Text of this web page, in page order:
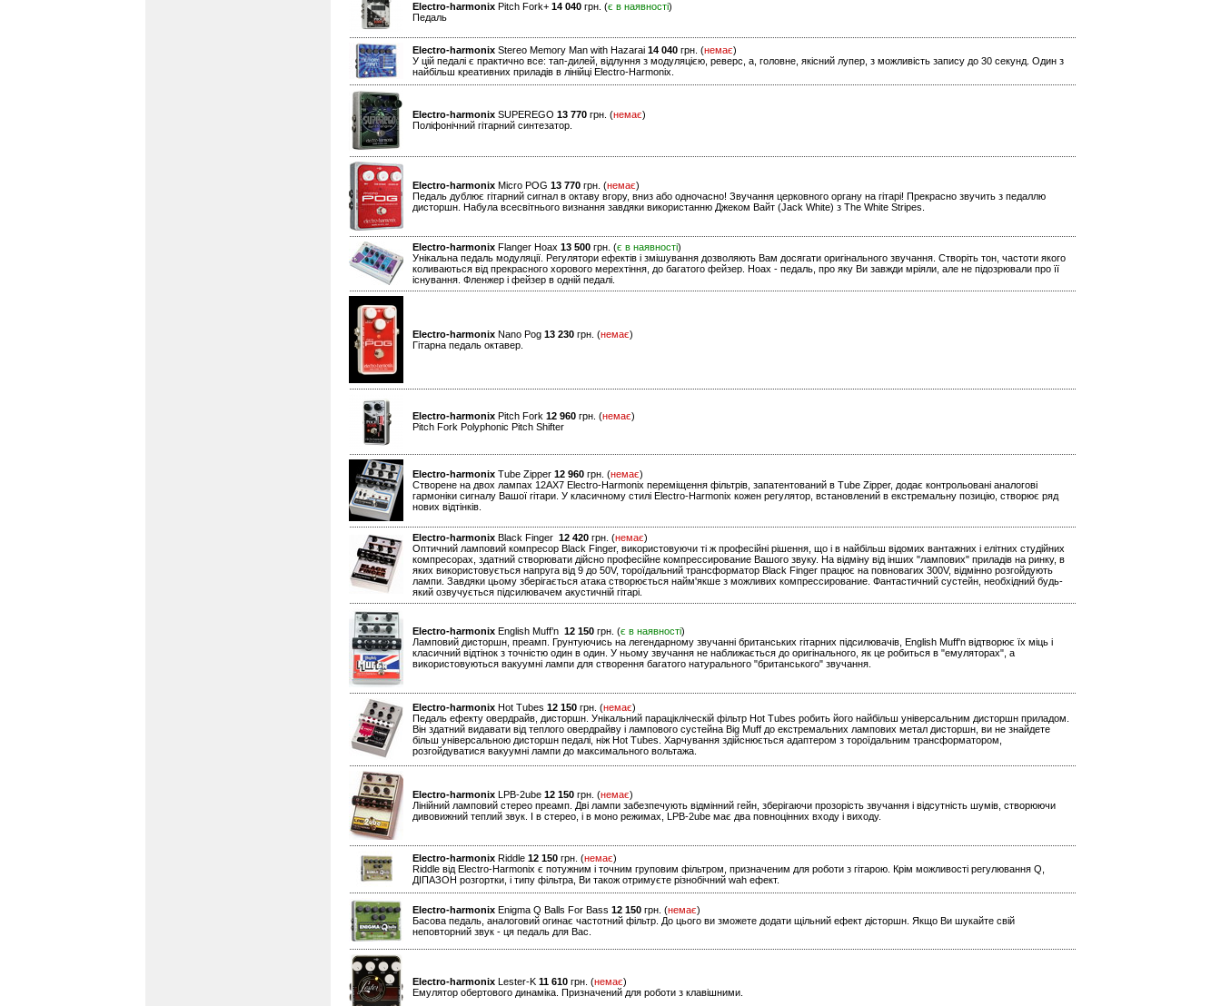
Electro-harmonix Pitch Fork+ 14 040 грн. (є в наявності)
Педаль
Electro-harmonix Stereo Memory Man with Hazarai 14 040 грн. (немає)
У цій педалі є практично все: тап-дилей, відлуння з модуляцією, реверс, а, головне, якісний лупер, з можливість запису до 30 секунд. Один з
найбільш креативних приладів в лінійці Electro-Harmonix.
Electro-harmonix SUPEREGO 13 770 грн. (немає)
Поліфонічний гітарний синтезатор.
Electro-harmonix Micro POG 13 770 грн. (немає)
Педаль дублює гітарний сигнал в октаву вгору, вниз або одночасно! Звучання церковного органу на гітарі! Прекрасно звучить з педаллю
дисторшн. Набула всесвітнього визнання завдяки використанню Джеком Вайт (Jack White) з The White Stripes.
Electro-harmonix Flanger Hoax 13 500 грн. (є в наявності)
Унікальна педаль модуляції. Регулятори ефектів і змішування дозволяють Вам досягати оригінального звучання. Створіть тон, частоти якого
коливаються від прекрасного хорового мерехтіння, до багатого фейзер. Hoax - педаль, про яку Ви завжди мріяли, але не підозрювали про її
існування. Фленжер і фейзер в одній педалі.
Electro-harmonix Nano Pog 13 230 грн. (немає)
Гітарна педаль октавер.
Electro-harmonix Pitch Fork 12 960 грн. (немає)
Pitch Fork Polyphonic Pitch Shifter
Electro-harmonix Tube Zipper 12 960 грн. (немає)
Створене на двох лампах 12AX7 Electro-Harmonix переміщення фільтрів, запатентований в Tube Zipper, додає контрольовані аналогові
гармоніки сигналу Вашої гітари. У класичному стилі Electro-Harmonix кожен регулятор, встановлений в екстремальну позицію, створює ряд
нових відтінків.
Electro-harmonix Black Finger 12 420 грн. (немає)
Оптичний ламповий компресор Black Finger, використовуючи ті ж професійні рішення, що і в найбільш відомих вантажних і елітних студійних
компресорах, здатний створювати дійсно професійне компрессирование Вашого звуку. На відміну від інших "лампових" приладів на ринку, в
яких використовується напруга від 9 до 50V, тороїдальний трансформатор Black Finger працює на повновагих 300V, відмінно розгойдують
лампи. Завдяки цьому зберігається атака створюється найм'якше з можливих компрессирование. Фантастичний сустейн, необхідний будь-
який озвучується підсилювачем акустичній гітарі.
Electro-harmonix English Muff’n 12 150 грн. (є в наявності)
Ламповий дисторшн, преамп. Грунтуючись на легендарному звучанні британських гітарних підсилювачів, English Muff'n відтворює їх міць і
класичний відтінок з точністю один в один. У ньому звучання не наближається до оригінального, як це робиться в "емуляторах", а
використовуються вакуумні лампи для створення багатого натурального "британського" звучання.
Electro-harmonix Hot Tubes 12 150 грн. (немає)
Педаль ефекту овердрайв, дисторшн. Унікальний парацікліческій фільтр Hot Tubes робить його найбільш універсальним дисторшн приладом.
Він здатний видавати від теплого овердрайву і лампового сустейна Big Muff до екстремальних лампових метал дисторшн, ви не знайдете
більш універсальною дисторшн педалі, ніж Hot Tubes. Харчування здійснюється адаптером з тороїдальним трансформатором,
розгойдуватися вакуумні лампи до максимального вольтажа.
Electro-harmonix LPB-2ube 12 150 грн. (немає)
Лінійний ламповий стерео преамп. Дві лампи забезпечують відмінний гейн, зберігаючи прозорість звучання і відсутність шумів, створюючи
дивовижний теплий звук. І в стерео, і в моно режимах, LPB-2ube має два повноцінних входу і виходу.
Electro-harmonix Riddle 12 150 грн. (немає)
Riddle від Electro-Harmonix є потужним і точним груповим фільтром, призначеним для роботи з гітарою. Крім можливості регулювання Q,
ДІПАЗОН розгортки, і типу фільтра, Ви також отримуєте різнобічний wah ефект.
Electro-harmonix Enigma Q Balls For Bass 12 150 грн. (немає)
Басова педаль, аналоговий огинає частотний фільтр. До цього ви зможете додати щільний ефект дісторшн. Якщо Ви шукайте свій
неповторний звук - ця педаль для Вас.
Electro-harmonix Lester-K 11 610 грн. (немає)
Емулятор обертового динаміка. Призначений для роботи з клавішними.